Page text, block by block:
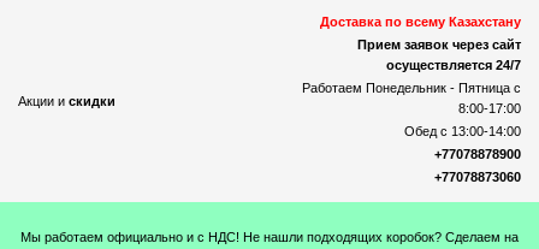
Акции и скидки
Доставка по всему Казахстану
Прием заявок через сайт
осуществляется 24/7
Работаем Понедельник - Пятница с
8:00-17:00
Обед с 13:00-14:00
+77078878900
+77078873060
Мы работаем официально и с НДС! Не нашли подходящих коробок? Сделаем на